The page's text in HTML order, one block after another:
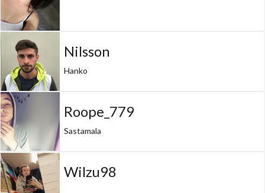
Nilsson
Hanko
Roope_779
Sastamala
Wilzu98